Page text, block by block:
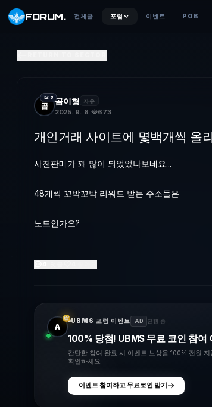
FORUM. 전체글 포럼 이벤트 POB
곰
LV.5 곰이형 자유
2025. 9. 8. 673
개인거래 사이트에 몇백개씩 올
사전판매가 꽤 많이 되었었나보네요...
48개씩 꼬박꼬박 리워드 받는 주소들은
노드인가요?
A
UBMS 포럼 이벤트 AD 진행 중
100% 당첨! UBMS 무료 코인 참여
간단한 참여 완료 시 이벤트 보상을 100% 전원
확인하세요.
이벤트 참여하고 무료코인 받기